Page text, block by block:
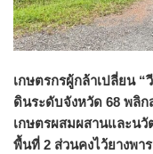
เกษตรกรผู้กล้าเปลี่ยน
ดินระดับจังหวัด 68 พลิก
เกษตรผสมผสานและนวั
พื้นที่ 2 ส่วนคงไว้ยางพา